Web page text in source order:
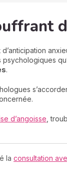
.
d’angoisse ,
la consultation